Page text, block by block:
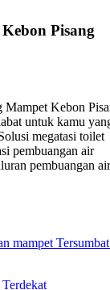
Pisang
Mampet Kebon
untuk kamu
megatasi toilet
pembuangan air
pembuangan air
mampet